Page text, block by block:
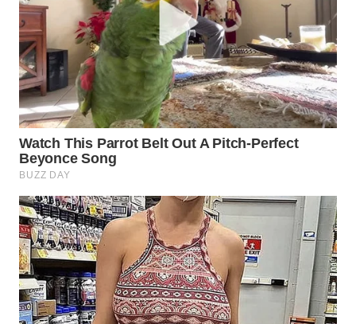
LABUANBAJO
WN
BORNEO
Wahana
Media
Group
WAHANA
NEWS
WAHANA
TANI
WAHANA